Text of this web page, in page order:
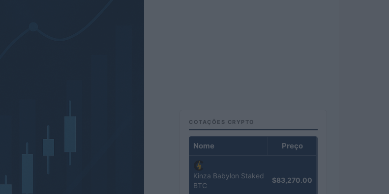
COTAÇÕES CRYPTO
Nome Preço
Kinza Babylon Staked
BTC
$83,270.00